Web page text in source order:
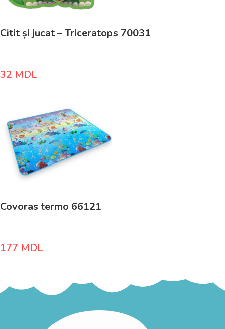
Citit și jucat – Triceratops 70031
32 MDL
Covoras termo 66121
177 MDL